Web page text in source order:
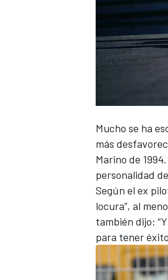
Mucho se ha
más
Marino de
personalidad
Según el ex
locura”, al
también dijo:
para tener